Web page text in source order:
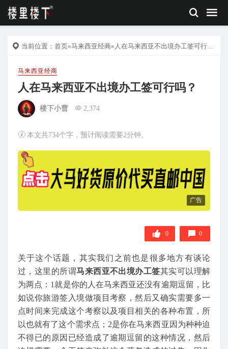
当前位置： 首页»马来西亚经商»人在马来西亚不出境办工签可行吗？
马来西亚经商
人在马来西亚不出境办工签可行吗？
楼下小曹 2,374
本文共734个字，预计阅读需要2分钟。
广告
0 0
关于这个话题，其实我们之前也是很多地方有谈论
过，这里的所谓马来西亚不出境办工签其实可以理解
为两点：1就是你的人在马来西亚还没有逾期逗留，比
如说你旅游签入境做项目考察，然后又确实需要多一
点时间来完成这个考察以及项目相关的各种布置，所
以也就有了这个需求点；2是你在马来西亚因为种种迫
不得已的原因已经造成了逾期逗留的这种情况，然后